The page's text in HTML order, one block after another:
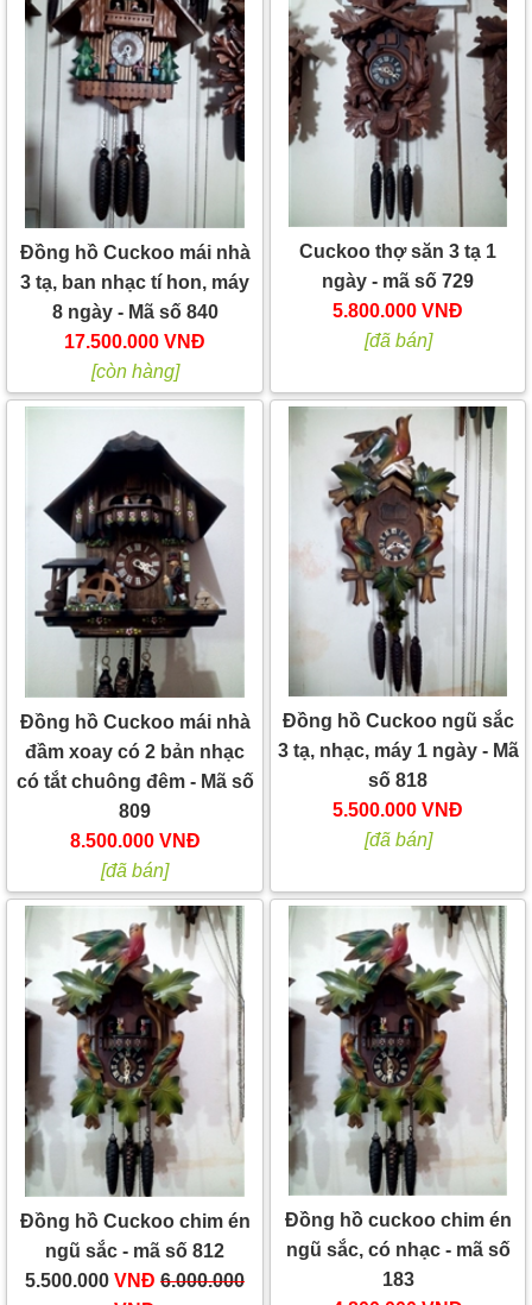
Đồng hồ Cuckoo mái nhà
3 tạ, ban nhạc tí hon, máy
8 ngày - Mã số 840
17.500.000 VNĐ
[còn hàng]
Cuckoo thợ săn 3 tạ 1
ngày - mã số 729
5.800.000 VNĐ
[đã bán]
Đồng hồ Cuckoo mái nhà
đầm xoay có 2 bản nhạc
có tắt chuông đêm - Mã số
809
8.500.000 VNĐ
[đã bán]
Đồng hồ Cuckoo ngũ sắc
3 tạ, nhạc, máy 1 ngày - Mã
số 818
5.500.000 VNĐ
[đã bán]
Đồng hồ Cuckoo chim én
ngũ sắc - mã số 812
5.500.000 VNĐ 6.000.000
Đồng hồ cuckoo chim én
ngũ sắc, có nhạc - mã số
183